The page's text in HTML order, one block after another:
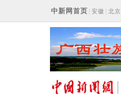
中新网首页 安徽 北京